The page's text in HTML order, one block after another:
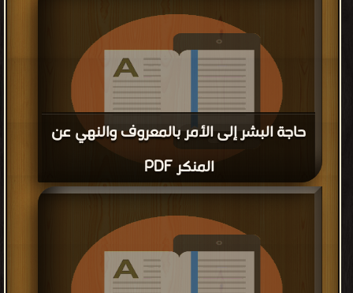
حاجة البشر إلى الأمر بالمعروف والنهي عن
المنكر PDF
قراءة و تحميل كتاب حاجة البشر إلى الأمر بالمعروف والنهي عن
المنكر PDF مجانا